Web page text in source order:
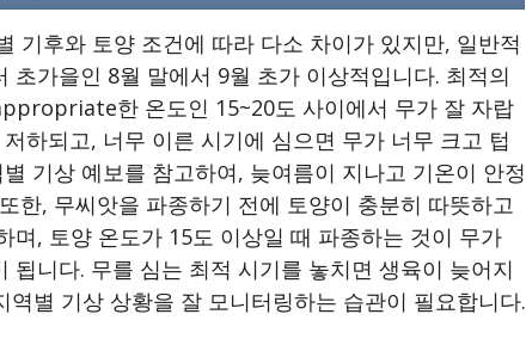
기후와 토양 조건에 따라 다소 차이가 있지만, 일반적
초가을인 8월 말에서 9월 초가 이상적입니다. 최적의
한 온도인 15~20도 사이에서 무가 잘 자랍
하되고, 너무 이른 시기에 심으면 무가 너무 크고 텁
기상 예보를 참고하여, 늦여름이 지나고 기온이 안정
한, 무씨앗을 파종하기 전에 토양이 충분히 따뜻하고
며, 토양 온도가 15도 이상일 때 파종하는 것이 무가
됩니다. 무를 심는 최적 시기를 놓치면 생육이 늦어지
별 기상 상황을 잘 모니터링하는 습관이 필요합니다.